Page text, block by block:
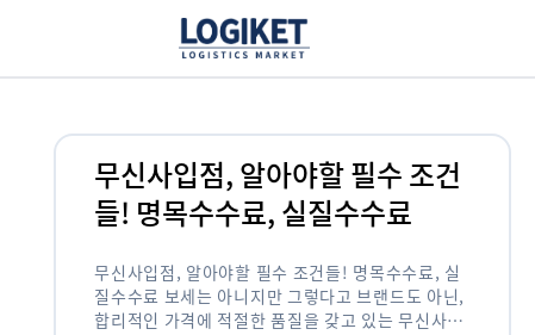
무신사입점, 알아야할 필수 조건
들! 명목수수료, 실질수수료
무신사입점, 알아야할 필수 조건들! 명목수수료, 실
질수수료 보세는 아니지만 그렇다고 브랜드도 아닌,
합리적인 가격에 적절한 품질을 갖고 있는 무신사!